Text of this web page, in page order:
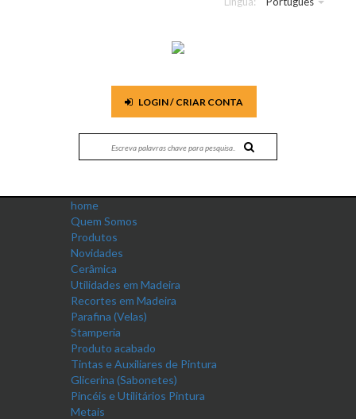
LOGIN / CRIAR CONTA
home
Quem Somos
Produtos
Novidades
Cerâmica
Utilidades em Madeira
Recortes em Madeira
Parafina (Velas)
Stamperia
Produto acabado
Tintas e Auxiliares de Pintura
Glicerina (Sabonetes)
Pincéis e Utilitários Pintura
Metais